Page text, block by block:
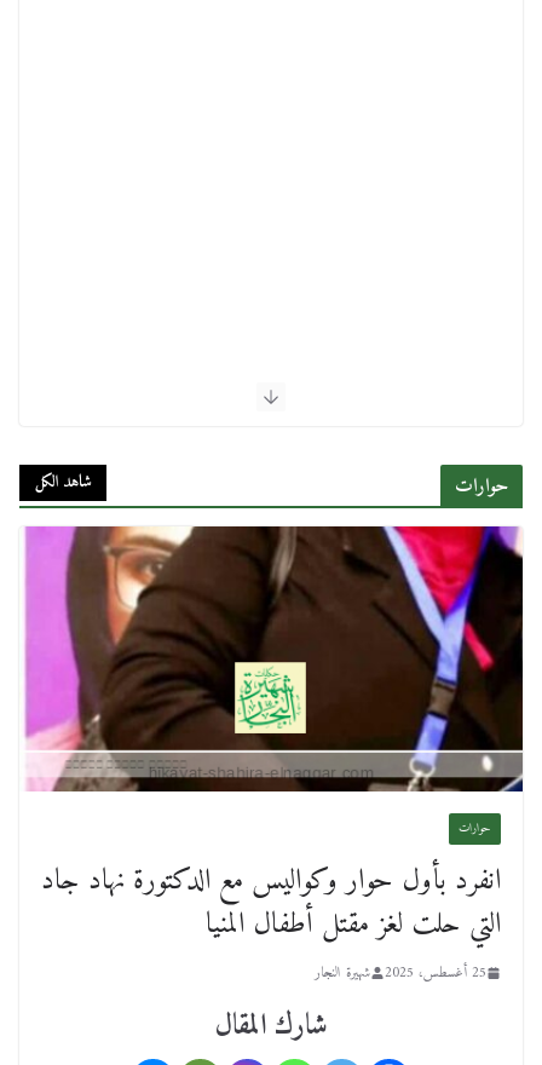
حوارات شاهد الكل
حوارات
انفرد بأول حوار وكواليس مع الدكتورة نهاد جاد
التي حلت لغز مقتل أطفال المنيا
25 أغسطس، 2025 شهيرة النجار
شارك المقال